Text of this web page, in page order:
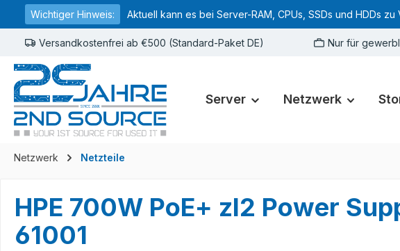
Zur Hauptnavigation springen
Wichtiger Hinweis: Aktuell kann es bei Server-RAM, CPUs, SSDs und HDDs
Versandkostenfrei ab €500 (Standard-Paket DE) Nur für
Server Netzwerk
Netzwerk Netzteile
HPE 700W PoE+ zl2 Power
61001